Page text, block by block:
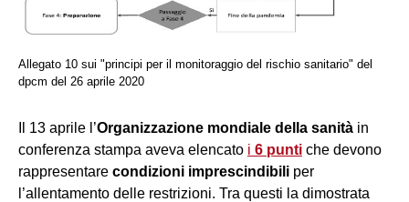
Allegato 10 sui "principi per il monitoraggio del rischio sanitario" del
dpcm del 26 aprile 2020
Il 13 aprile l’Organizzazione mondiale della sanità in
conferenza stampa aveva elencato i 6 punti che devono
rappresentare condizioni imprescindibili per
l’allentamento delle restrizioni. Tra questi la dimostrata